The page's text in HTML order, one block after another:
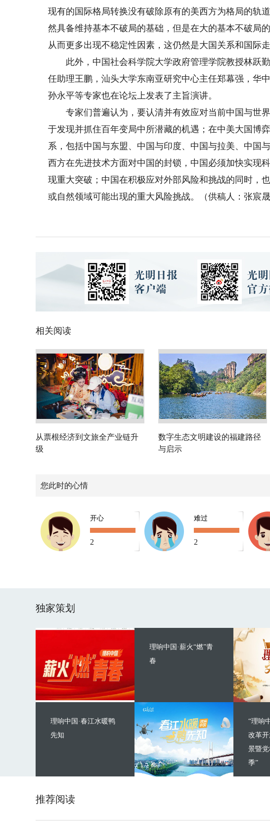
现有的国际格局转换没有破除原有的美西方为格局的轨
然具备维持基本不破局的基础，但是在大的基本不破局
从而更多出现不稳定性因素，这仍然是大国关系和国际走
此外，中国社会科学院大学政府管理学院教授林跃
任助理王鹏，汕头大学东南亚研究中心主任郑幕强，华
孙永平等专家也在论坛上发表了主旨演讲。
专家们普遍认为，要认清并有效应对当前中国与世
于发现并抓住百年变局中所潜藏的机遇；在中美大国博
系，包括中国与东盟、中国与印度、中国与拉美、中国
西方在先进技术方面对中国的封锁，中国必须加快实现
现重大突破；中国在积极应对外部风险和挑战的同时，
或自然领域可能出现的重大风险挑战。（供稿人：张宸晟
相关阅读
从票根经济到文旅全产业链升
级
数字生态文明建设的福建路径
与启示
您此时的心情
开心
2
难过
2
独家策划
理响中国·薪火“燃”青
春
理响中国·春江水暖鸭
先知
“理响
改革
景暨
季”
推荐阅读